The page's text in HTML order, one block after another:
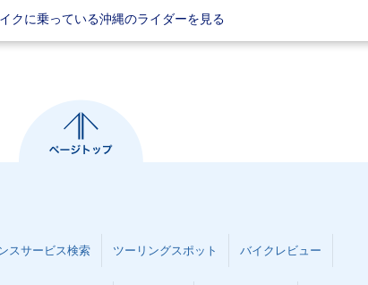
クに乗っている沖縄のライダーを見る
スサービス検索 ツーリングスポット バイクレビュー